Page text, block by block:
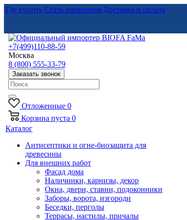
Где купить Стать партнером Доставка и оплата
+7(499)110-88-59
Москва
8 (800) 555-33-79
Заказать звонок
Отложенные 0
Корзина пуста 0
Каталог
Антисептики и огне-биозащита для
древесины
Для внешних работ
Фасад дома
Наличники, карнизы, декор
Окна, двери, ставни, подоконники
Заборы, ворота, изгороди
Беседки, перголы
Террасы, настилы, причалы